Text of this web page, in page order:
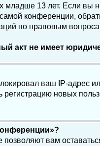
13 лет. Если вы
конференции,
по правовым
акт не имеет
ваш IP-адрес
регистрацию новых
вам